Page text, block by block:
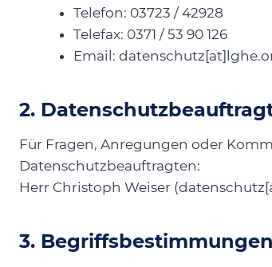
Telefon: 03723 / 42928
Telefax: 0371 / 53 90 126
Email:
2.
Für Fragen, Anregungen oder
Datenschutzbeauftragten:
Herr Christoph Weiser
3. Begriffsbestimmungen